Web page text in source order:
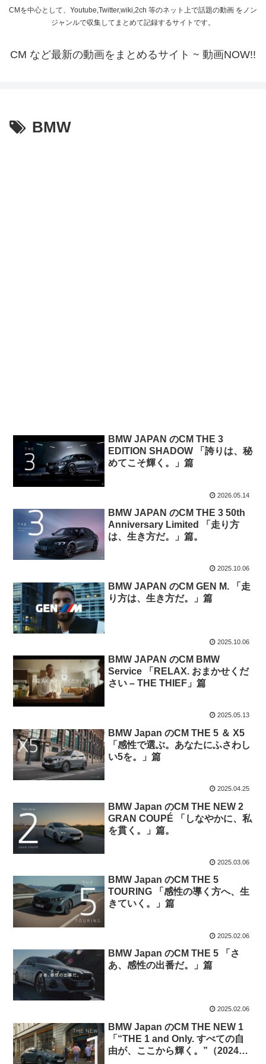
CMを中心として、Youtube,Twitter,wiki,2ch 等のネット上で話題の動画 をノン
ジャンルで収集してまとめて記録するサイトです。
CM など最新の動画をまとめるサイト ~ 動画NOW!!
BMW
BMW JAPAN のCM THE 3
EDITION SHADOW 「誇りは、秘
めてこそ輝く。」篇
2026.05.14
BMW JAPAN のCM THE 3 50th
Anniversary Limited 「走り方
は、生き方だ。」篇。
2025.10.06
BMW JAPAN のCM GEN M.​​ 「走
り方は、生き方だ。」篇
2025.10.06
BMW JAPAN のCM BMW
Service 「RELAX. おまかせくだ
さい – THE THIEF」篇
2025.05.13
BMW Japan のCM THE 5 ＆ X5
「感性で選ぶ。あなたにふさわし
い5を。」篇
2025.04.25
BMW Japan のCM THE NEW 2
GRAN COUPÉ 「しなやかに、私
を貫く。」篇。
2025.03.06
BMW Japan のCM THE 5
TOURING 「感性の導く方へ、生
きていく。」篇
2025.02.06
BMW Japan のCM THE 5 「さ
あ、感性の出番だ。」篇
2025.02.06
BMW Japan のCM THE NEW 1
「“THE 1 and Only. すべての自
由が、ここから輝く。”（2024年